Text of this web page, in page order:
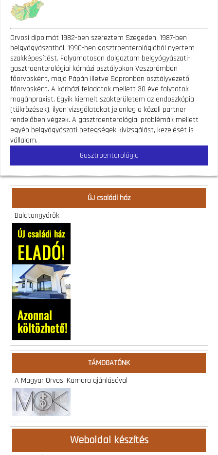
ÚJ családi ház
Balatongyörök
TÁMOGATÓNK
A Magyar Orvosi Kamara ajánlásával
Weboldal készítés
Orvosi dipolmát 1982-ben szereztem Szegeden, 1987-ben
belgyógyászatból, 1990-ben gasztroenterológiából nyertem
szakképesítést. Folyamatosan dolgoztam belgyógyászati-
gasztroenterológiai kórházi osztályokon Veszprémben
főorvosként, majd Pápán illetve Sopronban osztályvezető
főorvosként. A kórházi feladatok mellett 30 éve folytatok
magánpraxist. Egyik kiemelt szakterületem az endoszkópia
(tükrözések), ilyen vizsgálatokat jelenleg a közeli partner
rendelőben végzek. A gasztroenterológiai problémák mellett
egyéb belgyógyászati betegségek kivizsgálást, kezelését is
vállalom.
Gasztroenterológia